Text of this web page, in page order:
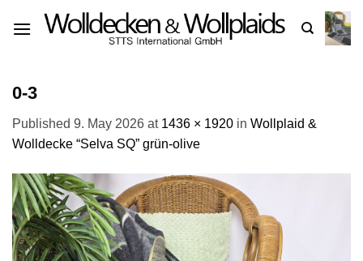
0-3
Published 9. May 2026 at 1436 × 1920 in Wollplaid &
Wolldecke “Selva SQ” grün-olive